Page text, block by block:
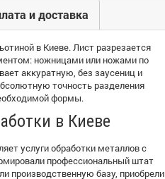
и доставка
в Киеве. Лист разрезается
ножницами или ножами по
аккуратную, без заусениц и
точность разделения
формы.
в Киеве
услуги обработки металлов с
профессиональный штат
производственную базу, приобрели